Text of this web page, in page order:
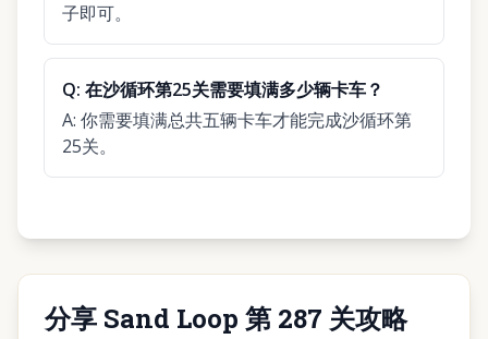
子即可。
Q: 在沙循环第25关需要填满多少辆卡车？
A: 你需要填满总共五辆卡车才能完成沙循环第
25关。
分享 Sand Loop 第 287 关攻略